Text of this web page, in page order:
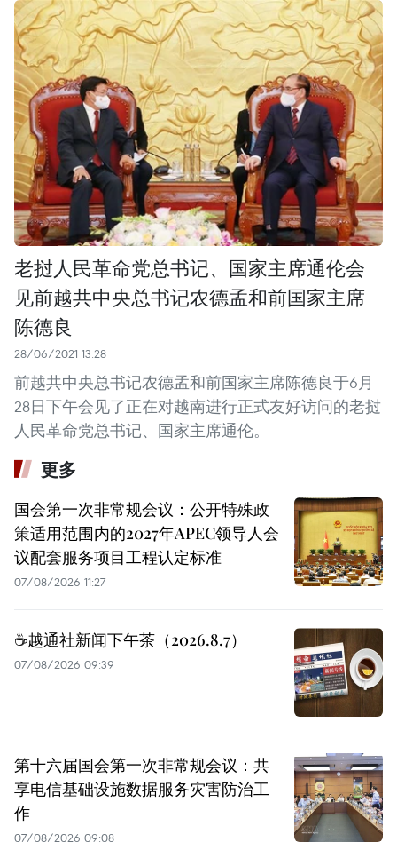
老挝人民革命党总书记、国家主席通伦会
见前越共中央总书记农德孟和前国家主席
陈德良
28/06/2021 13:28
前越共中央总书记农德孟和前国家主席陈德良于6月
28日下午会见了正在对越南进行正式友好访问的老挝
人民革命党总书记、国家主席通伦。
更多
国会第一次非常规会议：公开特殊政
策适用范围内的2027年APEC领导人会
议配套服务项目工程认定标准
07/08/2026 11:27
☕️越通社新闻下午茶（2026.8.7）
07/08/2026 09:39
第十六届国会第一次非常规会议：共
享电信基础设施数据服务灾害防治工
作
07/08/2026 09:08